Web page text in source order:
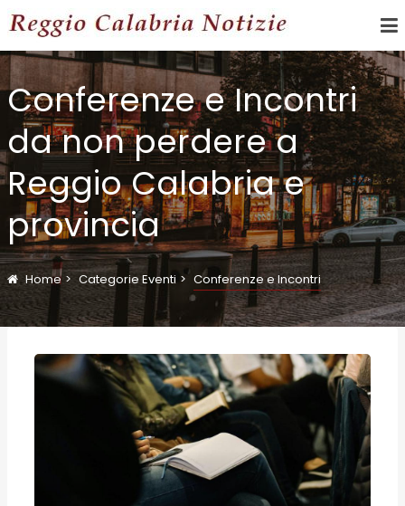
Conferenze e Incontri
da non perdere a
Reggio Calabria e
provincia
Home Categorie Eventi Conferenze e Incontri